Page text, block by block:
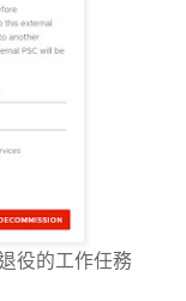
役的工作任務